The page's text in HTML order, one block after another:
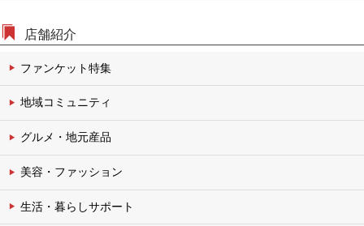
店舗紹介
ファンケット特集
地域コミュニティ
グルメ・地元産品
美容・ファッション
生活・暮らしサポート